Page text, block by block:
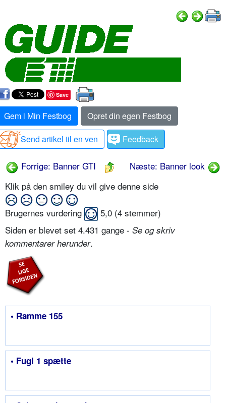
Save
Gem i Min Festbog
Opret din egen Festbog
Send artikel til en ven
Feedback
Forrige: Banner GTI
Næste: Banner look
Klik på den smiley du vil give denne side
Brugernes vurdering 5,0 (4 stemmer)
Siden er blevet set 4.431 gange - Se og skriv
kommentarer herunder.
• Ramme 155
• Fugl 1 spætte